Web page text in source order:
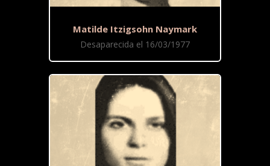
Matilde Itzigsohn Naymark
Desaparecida el 16/03/1977